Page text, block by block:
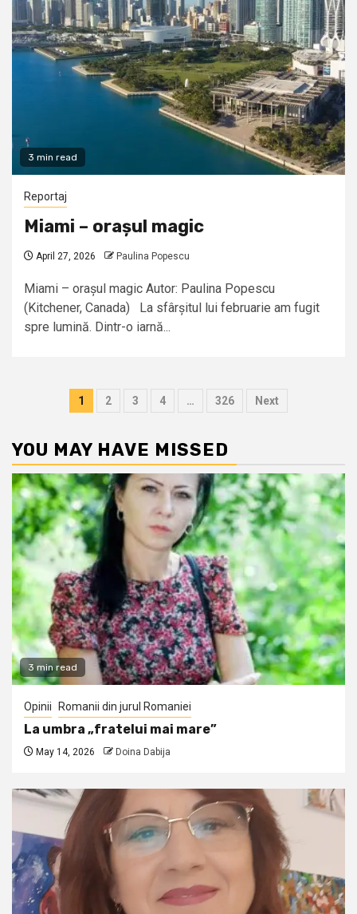
3 min read
Reportaj
Miami – orașul magic
April 27, 2026 Paulina Popescu
Miami – orașul magic Autor: Paulina Popescu
(Kitchener, Canada) La sfârșitul lui februarie am fugit
spre lumină. Dintr-o iarnă...
Posts
1 2 3 4 … 326 Next
YOU MAY HAVE MISSED
3 min read
Opinii Romanii din jurul Romaniei
La umbra „fratelui mai mare”
May 14, 2026 Doina Dabija